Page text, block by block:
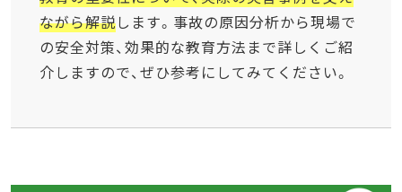
ながら解説します。事故の原因分析から現場で
の安全対策、効果的な教育方法まで詳しくご紹
介しますので、ぜひ参考にしてみてください。